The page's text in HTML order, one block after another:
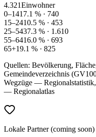
4.321Einwohner
0–1417.1 % · 740
15–2410.5 % · 453
25–5437.3 % · 1.610
55–6416.0 % · 693
65+19.1 % · 825
Quellen: Bevölkerung,
Gemeindeverzeichnis
Wegzüge — Regionalstatistik,
— Regionalatlas
Lokale Partner (coming soon)